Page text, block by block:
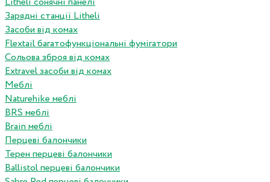
Зарядні станції Litheli
Засоби від комах
Flextail багатофункціональні фумігатори
Сольова зброя від комах
Extravel засоби від комах
Меблі
Naturehike меблі
BRS меблі
Brain меблі
Перцеві балончики
Терен перцеві балончики
Ballistol перцеві балончики